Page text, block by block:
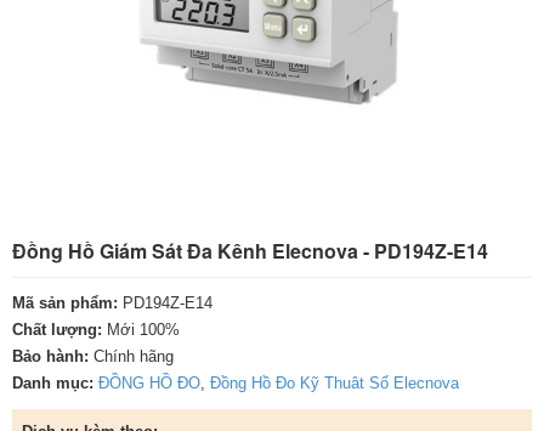
Đồng Hồ Giám Sát Đa Kênh Elecnova - PD194Z-E14
Mã sản phẩm: PD194Z-E14
Chất lượng: Mới 100%
Bảo hành: Chính hãng
Danh mục: ĐỒNG HỒ ĐO, Đồng Hồ Đo Kỹ Thuât Số Elecnova